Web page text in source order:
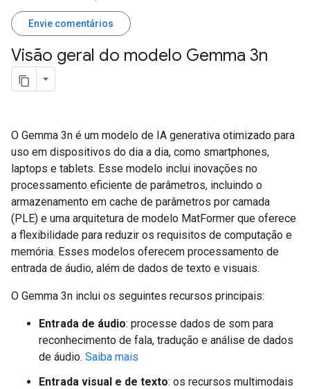
Envie comentários
Visão geral do modelo Gemma 3n
O Gemma 3n é um modelo de IA generativa otimizado para
uso em dispositivos do dia a dia, como smartphones,
laptops e tablets. Esse modelo inclui inovações no
processamento eficiente de parâmetros, incluindo o
armazenamento em cache de parâmetros por camada
(PLE) e uma arquitetura de modelo MatFormer que oferece
a flexibilidade para reduzir os requisitos de computação e
memória. Esses modelos oferecem processamento de
entrada de áudio, além de dados de texto e visuais.
O Gemma 3n inclui os seguintes recursos principais:
Entrada de áudio: processe dados de som para
reconhecimento de fala, tradução e análise de dados
de áudio. Saiba mais
Entrada visual e de texto: os recursos multimodais